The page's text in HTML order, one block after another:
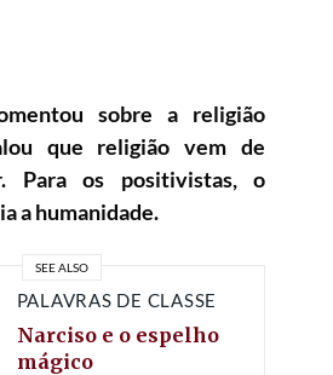
sobre a religião
que religião vem de
Para os positivistas, o
a humanidade.
SEE ALSO
PALAVRAS DE CLASSE
Narciso e o espelho
mágico